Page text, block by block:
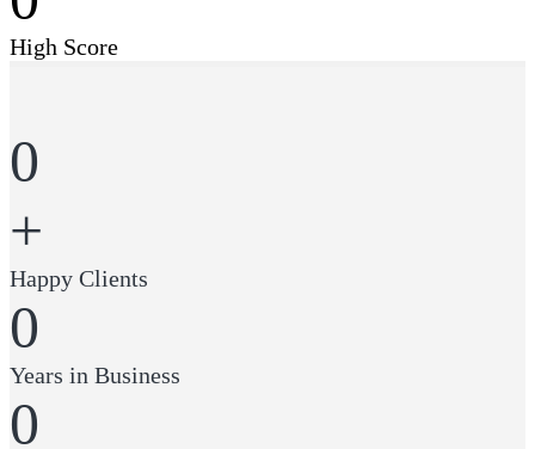
High Score
0
+
Happy Clients
0
Years in Business
0